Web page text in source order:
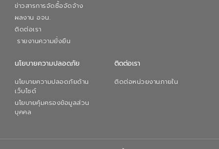
ข่าวสารการจัดซื้อจัดจ้าง
ผลงาน อจน.
ติดต่อเรา
รายงานความยั่งยืน
นโยบายความปลอดภัย
นโยบายความปลอดภัยด้าน
เว็บไซต์
นโยบายคุ้มครองข้อมูลส่วน
บุคคล
ติดต่อเรา
ติดต่อหน่วยงานภายใน